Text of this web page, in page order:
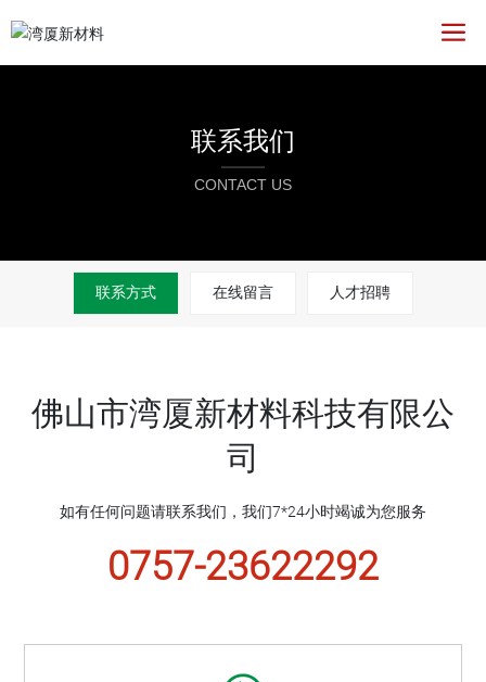
联系我们
CONTACT US
联系方式 在线留言 人才招聘
佛山市湾厦新材料科技有限公
司
如有任何问题请联系我们，我们7*24小时竭诚为您服务
0757-23622292